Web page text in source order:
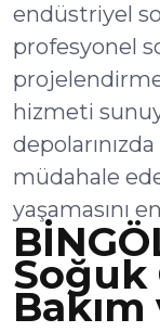
endüstriyel
profesyonel
hizmeti
müdahale
yaşamasını
Soğuk